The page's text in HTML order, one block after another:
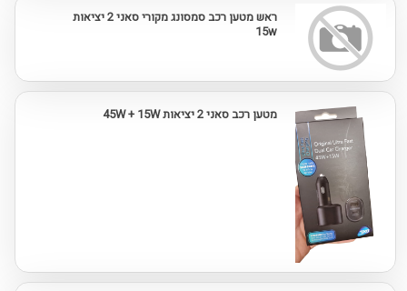
ראש מטען רכב סמסונג מקורי סאני 2 יציאות
15w
מטען רכב סאני 2 יציאות 45W + 15W